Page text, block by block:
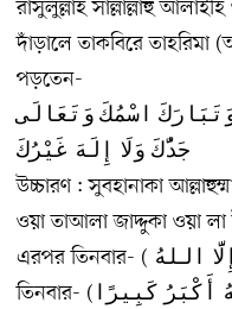
রাসুলুল্লাহ সাল্লাল্লাহু
দাঁড়ালে তাকবিরে
পড়তেন-
اسْمُكَ وَتَعَالَى
جَدُّكَ وَلَا إِلَهَ غَيْرُكَ
উচ্চারণ : সুবহানাকা
ওয়া তাআলা জাদ্দুকা ওয়া লা
এরপর তিনবার- (لَا إِلَهَ إِلَّا اللهُ ‏) ‘লা ইলাহা ইল্লাল্লাহ’ ও
তিনবার- (اللهُ أَكْبَرُ كَبِيرًا) ‘আল্লাহু আকবার কাবিরা’ বলার